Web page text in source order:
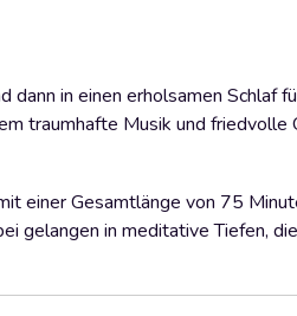
in einen erholsamen Schlaf
traumhafte Musik und friedvolle
einer Gesamtlänge von 75
gelangen in meditative Tiefen,